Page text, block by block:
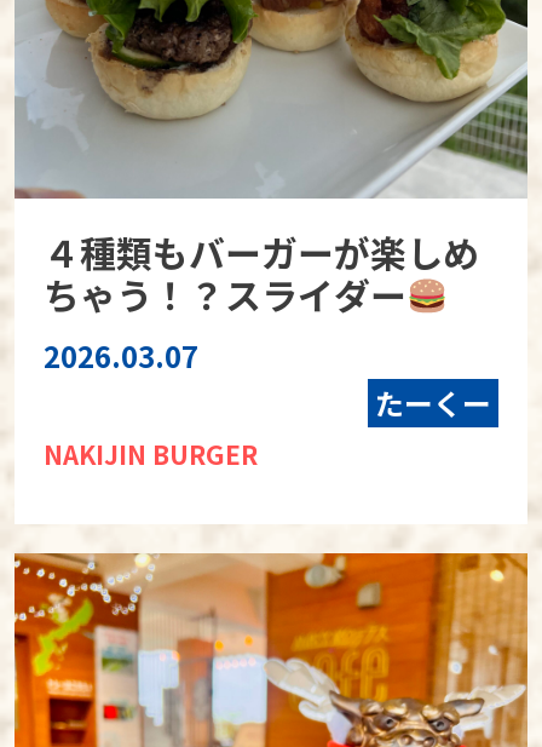
４種類もバーガーが楽しめ
ちゃう！？スライダー
2026.03.07
たーくー
NAKIJIN BURGER